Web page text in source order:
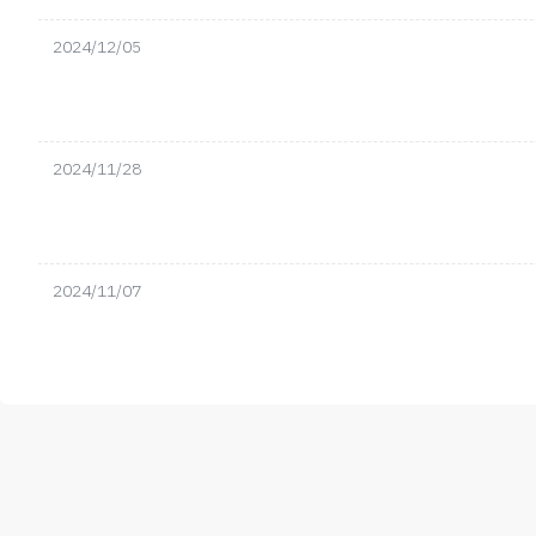
2024/12/05
2024/11/28
2024/11/07